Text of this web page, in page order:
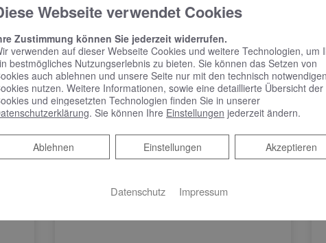
Webseite verwendet Cookies
Zustimmung können Sie jederzeit widerrufen.
verwenden auf dieser Webseite Cookies und weitere Technologien, um
bestmögliches Nutzungserlebnis zu bieten. Sie können das Setzen von
auch ablehnen und unsere Seite nur mit den technisch notwendigen
nutzen. Weitere Informationen, sowie eine detaillierte Übersicht der
und eingesetzten Technologien finden Sie in unserer
. Sie können Ihre Einstellungen jederzeit ändern.
Akzeptieren
Einstellungen
Ablehnen
Ablehnen
Datenschutz Impressum